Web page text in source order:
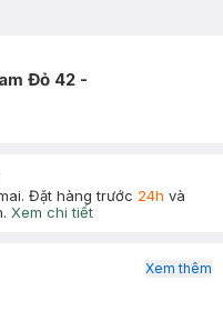
Đỏ 42 -
Đặt hàng trước 24h và
Xem chi tiết
Xem thêm